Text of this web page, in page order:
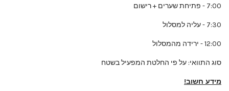
7:00 - פתיחת שערים + רישום
7:30 - עליה למסלול
12:00 - ירידה מהמסלול
סוג התוואי: על פי החלטת המפעיל בשטח
מידע חשוב!